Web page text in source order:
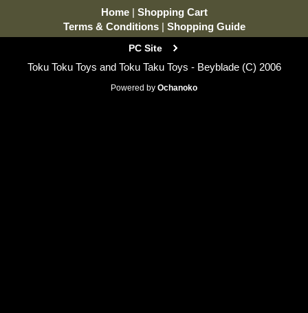
Home | Shopping Cart
Terms & Conditions | Shopping Guide
PC Site
Toku Toku Toys and Toku Taku Toys - Beyblade (C) 2006
Powered by Ochanoko